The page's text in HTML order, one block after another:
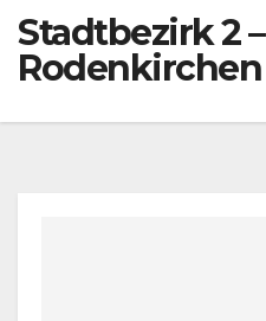
Stadtbezirk 2 –
Rodenkirchen